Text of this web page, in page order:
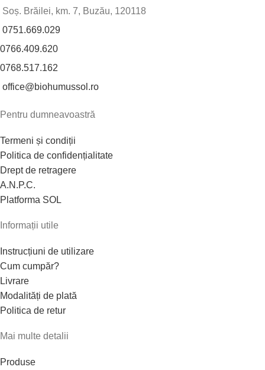
Soș. Brăilei, km. 7, Buzău, 120118
0751.669.029
0766.409.620
0768.517.162
office@biohumussol.ro
Pentru dumneavoastră
Termeni și condiții
Politica de confidențialitate
Drept de retragere
A.N.P.C.
Platforma SOL
Informații utile
Instrucțiuni de utilizare
Cum cumpăr?
Livrare
Modalități de plată
Politica de retur
Mai multe detalii
Produse